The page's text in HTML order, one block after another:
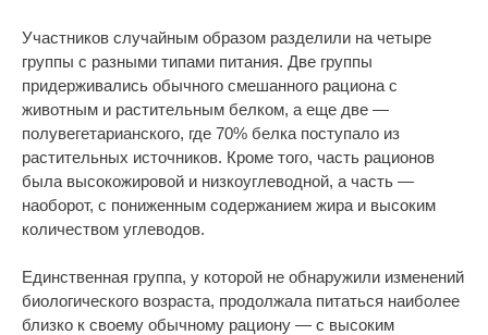
Участников случайным образом разделили на четыре
группы с разными типами питания. Две группы
придерживались обычного смешанного рациона с
животным и растительным белком, а еще две —
полувегетарианского, где 70% белка поступало из
растительных источников. Кроме того, часть рационов
была высокожировой и низкоуглеводной, а часть —
наоборот, с пониженным содержанием жира и высоким
количеством углеводов.
Единственная группа, у которой не обнаружили изменений
биологического возраста, продолжала питаться наиболее
близко к своему обычному рациону — с высоким